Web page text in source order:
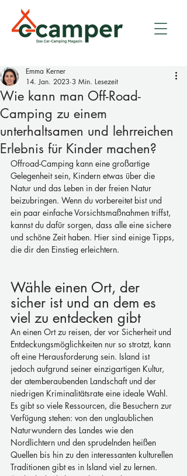
Wie kann man Off-Road-
Camping zu einem
unterhaltsamen und lehrreichen
Erlebnis für Kinder machen?
Emma Kerner
14. Jan. 2023 3 Min. Lesezeit
Offroad-Camping kann eine großartige
Gelegenheit sein, Kindern etwas über die
Natur und das Leben in der freien Natur
beizubringen. Wenn du vorbereitet bist und
ein paar einfache Vorsichtsmaßnahmen triffst,
kannst du dafür sorgen, dass alle eine sichere
und schöne Zeit haben. Hier sind einige Tipps,
die dir den Einstieg erleichtern.
Wähle einen Ort, der
sicher ist und an dem es
viel zu entdecken gibt
An einen Ort zu reisen, der vor Sicherheit und
Entdeckungsmöglichkeiten nur so strotzt, kann
oft eine Herausforderung sein. Island ist
jedoch aufgrund seiner einzigartigen Kultur,
der atemberaubenden Landschaft und der
niedrigen Kriminalitätsrate eine ideale Wahl.
Es gibt so viele Ressourcen, die Besuchern zur
Verfügung stehen: von den unglaublichen
Naturwundern des Landes wie den
Nordlichtern und den sprudelnden heißen
Quellen bis hin zu den interessanten kulturellen
Traditionen gibt es in Island viel zu lernen.